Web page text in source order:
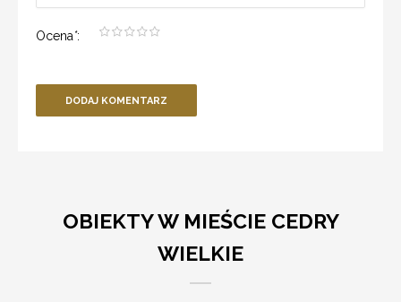
Ocena*:
DODAJ KOMENTARZ
OBIEKTY W MIEŚCIE CEDRY
WIELKIE